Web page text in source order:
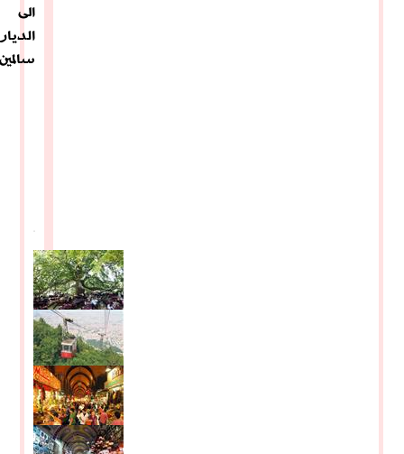
الى
الديار
سالمين